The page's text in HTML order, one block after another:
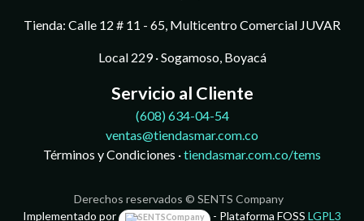
Tienda: Calle 12 # 11 - 65, Multicentro Comercial JUVAR
Local 229 · Sogamoso, Boyacá
Servicio al Cliente
(608) 634-04-54
ventas@tiendasmar.com.co
Términos y Condiciones ·tiendasmar.com.co/tems
Derechos reservados © SENTS Company
Implementado por
- Plataforma FOSSLGPL3